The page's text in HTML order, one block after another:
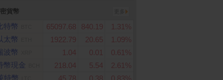
貨幣
特幣 65097.68 840.19
1.31%
太幣
1922.79 20.65
1.09%
波幣
1.04 0.01
0.61%
幣現金
218.04 5.54
2.61%
特幣
45.78 0.38 0.83%